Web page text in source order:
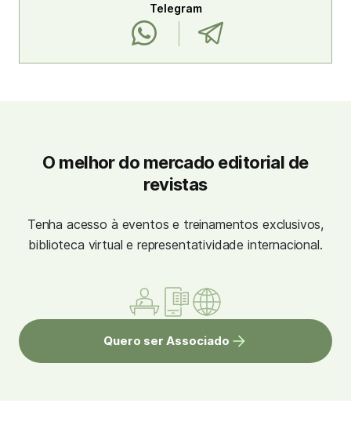
Telegram
O melhor do mercado editorial de
revistas
Tenha acesso à eventos e treinamentos exclusivos,
biblioteca virtual e representatividade internacional.
Quero ser Associado